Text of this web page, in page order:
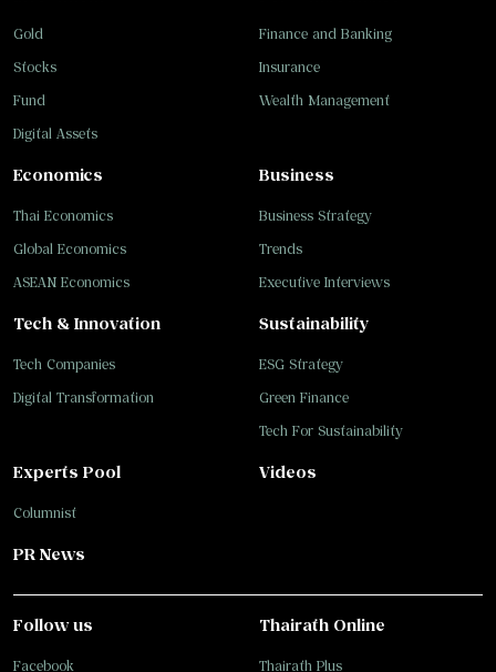
Gold
Stocks
Fund
Digital Assets
Finance and Banking
Insurance
Wealth Management
Business
Business Strategy
Trends
Executive Interviews
Tech & Innovation
Tech Companies
Digital Transformation
Sustainability
ESG Strategy
Green Finance
Tech For Sustainability
Economics
Thai Economics
Global Economics
ASEAN Economics
Experts Pool
Columnist
Videos
PR News
Follow us
Facebook
Thairath Online
Thairath Plus